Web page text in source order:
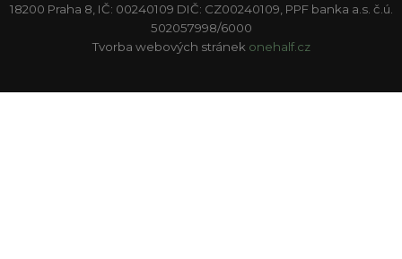
18200 Praha 8, IČ: 00240109 DIČ: CZ00240109, PPF banka a.s. č.ú.
502057998/6000
Tvorba webových stránek onehalf.cz